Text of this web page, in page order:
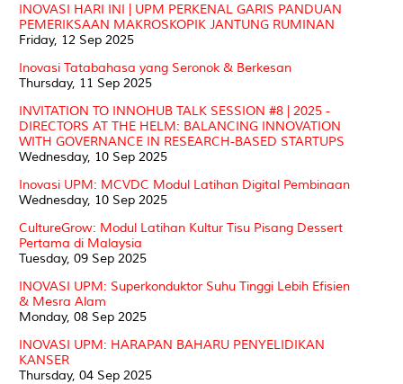
INOVASI HARI INI | UPM PERKENAL GARIS PANDUAN
PEMERIKSAAN MAKROSKOPIK JANTUNG RUMINAN
Friday, 12 Sep 2025
Inovasi Tatabahasa yang Seronok & Berkesan
Thursday, 11 Sep 2025
INVITATION TO INNOHUB TALK SESSION #8 | 2025 -
DIRECTORS AT THE HELM: BALANCING INNOVATION
WITH GOVERNANCE IN RESEARCH-BASED STARTUPS
Wednesday, 10 Sep 2025
Inovasi UPM: MCVDC Modul Latihan Digital Pembinaan
Wednesday, 10 Sep 2025
CultureGrow: Modul Latihan Kultur Tisu Pisang Dessert
Pertama di Malaysia
Tuesday, 09 Sep 2025
INOVASI UPM: Superkonduktor Suhu Tinggi Lebih Efisien
& Mesra Alam
Monday, 08 Sep 2025
INOVASI UPM: HARAPAN BAHARU PENYELIDIKAN
KANSER
Thursday, 04 Sep 2025